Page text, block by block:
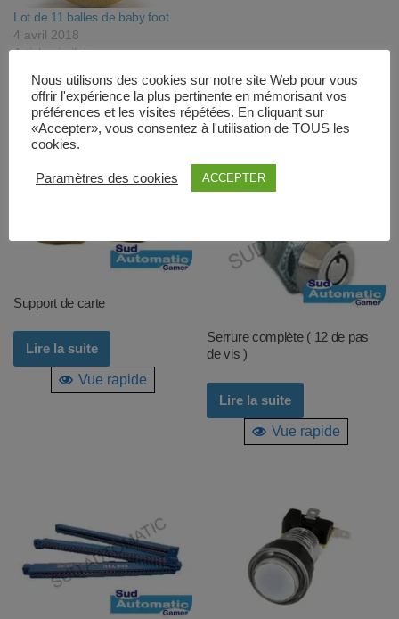
Lot de 11 balles de baby foot
4 avril 2018
Article similaire
Produits similaires
Support de carte
Lire la suite
Vue rapide
Serrure complète ( 12 de pas
de vis )
Lire la suite
Vue rapide
Nous utilisons des cookies sur notre site Web pour vous
offrir l'expérience la plus pertinente en mémorisant vos
préférences et les visites répétées. En cliquant sur
«Accepter», vous consentez à l'utilisation de TOUS les
cookies.
Paramètres des cookies ACCEPTER